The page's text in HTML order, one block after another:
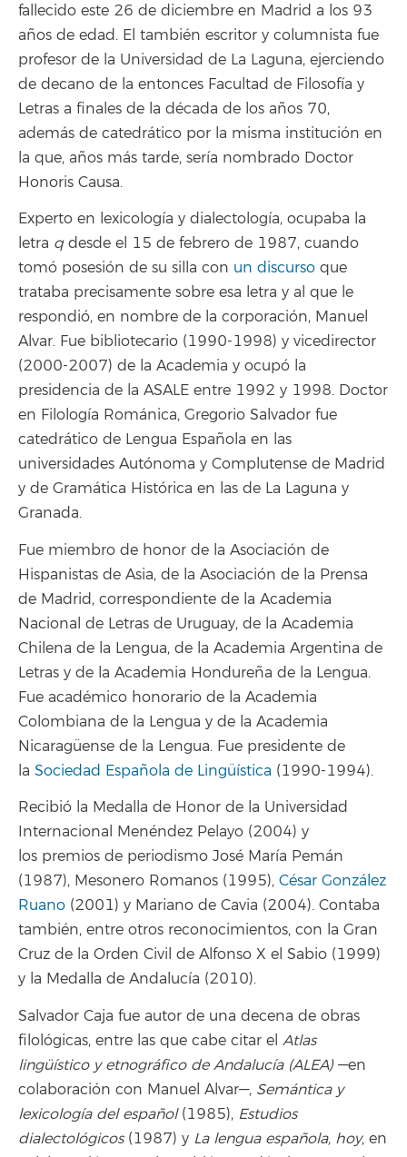
fallecido este 26 de diciembre en Madrid a los 93
años de edad. El también escritor y columnista fue
profesor de la Universidad de La Laguna, ejerciendo
de decano de la entonces Facultad de Filosofía y
Letras a finales de la década de los años 70,
además de catedrático por la misma institución en
la que, años más tarde, sería nombrado Doctor
Honoris Causa.
Experto en lexicología y dialectología, ocupaba la
letra qdesde el 15 de febrero de 1987, cuando
tomó posesión de su silla con un discurso que
trataba precisamente sobre esa letra y al que le
respondió, en nombre de la corporación, Manuel
Alvar. Fue bibliotecario (1990-1998) y vicedirector
(2000-2007) de la Academia y ocupó la
presidencia de la ASALE entre 1992 y 1998. Doctor
en Filología Románica, Gregorio Salvador fue
catedrático de Lengua Española en las
universidades Autónoma y Complutense de Madrid
y de Gramática Histórica en las de La Laguna y
Granada.
Fue miembro de honor de la Asociación de
Hispanistas de Asia, de la Asociación de la Prensa
de Madrid, correspondiente de la Academia
Nacional de Letras de Uruguay, de la Academia
Chilena de la Lengua, de la Academia Argentina de
Letras y de la Academia Hondureña de la Lengua.
Fue académico honorario de la Academia
Colombiana de la Lengua y de la Academia
Nicaragüense de la Lengua. Fue presidente de
la Sociedad Española de Lingüística (1990-1994).
Recibió la Medalla de Honor de la Universidad
Internacional Menéndez Pelayo (2004) y
los premios de periodismo José María Pemán
(1987), Mesonero Romanos (1995), César González
Ruano (2001) y Mariano de Cavia (2004). Contaba
también, entre otros reconocimientos, con la Gran
Cruz de la Orden Civil de Alfonso X el Sabio (1999)
y la Medalla de Andalucía (2010).
Salvador Caja fue autor de una decena de obras
filológicas, entre las que cabe citar el Atlas
lingüístico y etnográfico de Andalucía (ALEA) —en
colaboración con Manuel Alvar—, Semántica y
lexicología del español(1985), Estudios
dialectológicos (1987) y La lengua española, hoy, en